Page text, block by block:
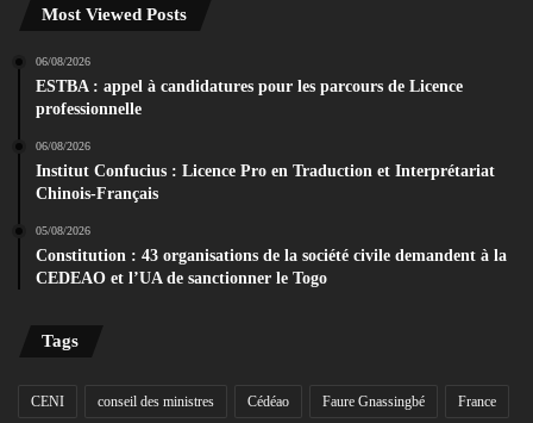
Most Viewed Posts
06/08/2026
ESTBA : appel à candidatures pour les parcours de Licence
professionnelle
06/08/2026
Institut Confucius : Licence Pro en Traduction et Interprétariat
Chinois-Français
05/08/2026
Constitution : 43 organisations de la société civile demandent à la
CEDEAO et l’UA de sanctionner le Togo
Tags
CENI conseil des ministres Cédéao Faure Gnassingbé France